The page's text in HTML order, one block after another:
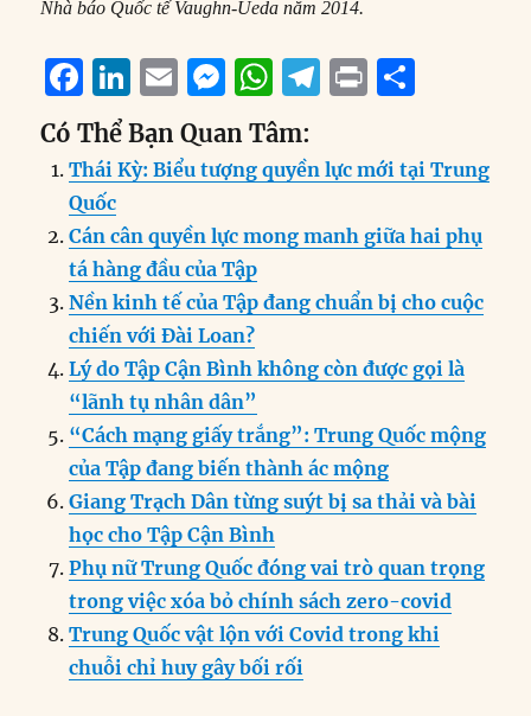
Nhà báo Quốc tế Vaughn-Ueda năm 2014.
F
a
c
e
b
o
o
k
Li
n
k
e
d
I
n
E
m
ai
l
M
e
ss
e
n
g
er
W
h
at
s
A
p
T
e
g
r
m
P
n
t
a
re
Có Thể Bạn Quan Tâm:
Thái Kỳ: Biểu tượng quyền lực mới tại Trung
Quốc
Cán cân quyền lực mong manh giữa hai phụ
tá hàng đầu của Tập
Nền kinh tế của Tập đang chuẩn bị cho cuộc
chiến với Đài Loan?
Lý do Tập Cận Bình không còn được gọi là
“lãnh tụ nhân dân”
“Cách mạng giấy trắng”: Trung Quốc mộng
của Tập đang biến thành ác mộng
Giang Trạch Dân từng suýt bị sa thải và bài
học cho Tập Cận Bình
Phụ nữ Trung Quốc đóng vai trò quan trọng
trong việc xóa bỏ chính sách zero-covid
Trung Quốc vật lộn với Covid trong khi
chuỗi chỉ huy gây bối rối